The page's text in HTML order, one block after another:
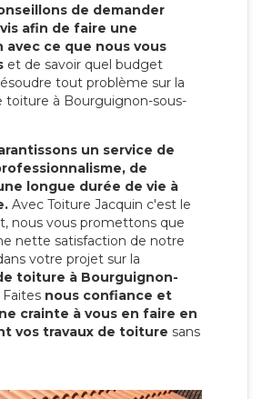
de demander
afin de faire une
avec ce que nous vous
et de savoir quel budget
tout problème sur la
toiture à Bourguignon-sous-
un service de
de
longue durée de vie à
Avec Toiture Jacquin c'est le
nous vous promettons que
nette satisfaction de notre
votre projet sur la
toiture à Bourguignon-
Faites nous confiance et
crainte à vous en faire en
vos travaux de toiture sans